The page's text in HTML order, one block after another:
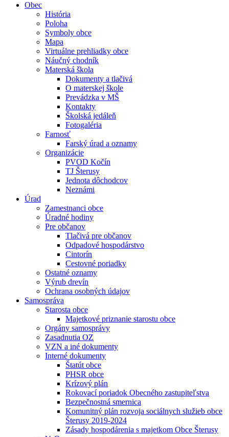
Obec
História
Poloha
Symboly obce
Mapa
Virtuálne prehliadky obce
Náučný chodník
Materská škola
Dokumenty a tlačivá
O materskej škole
Prevádzka v MŠ
Kontakty
Školská jedáleň
Fotogaléria
Farnosť
Farský úrad a oznamy
Organizácie
PVOD Kočín
TJ Šterusy
Jednota dôchodcov
Neznámi
Úrad
Zamestnanci obce
Úradné hodiny
Pre občanov
Tlačivá pre občanov
Odpadové hospodárstvo
Cintorín
Cestovné poriadky
Ostatné oznamy
Výrub drevín
Ochrana osobných údajov
Samospráva
Starosta obce
Majetkové priznanie starostu obce
Orgány samosprávy
Zasadnutia OZ
VZN a iné dokumenty
Interné dokumenty
Štatút obce
PHSR obce
Krízový plán
Rokovací poriadok Obecného zastupiteľstva
Bezpečnostná smernica
Komunitný plán rozvoja sociálnych služieb obce
Šterusy 2019-2024
Zásady hospodárenia s majetkom Obce Šterusy